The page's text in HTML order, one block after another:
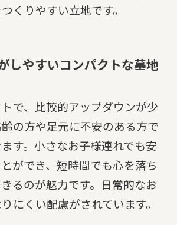
くりやすい立地です。
しやすいコンパクトな墓地
で、比較的アップダウンが少
の方や足元に不安のある方で
す。小さなお子様連れでも安
ができ、短時間でも心を落ち
るのが魅力です。日常的なお
にくい配慮がされています。